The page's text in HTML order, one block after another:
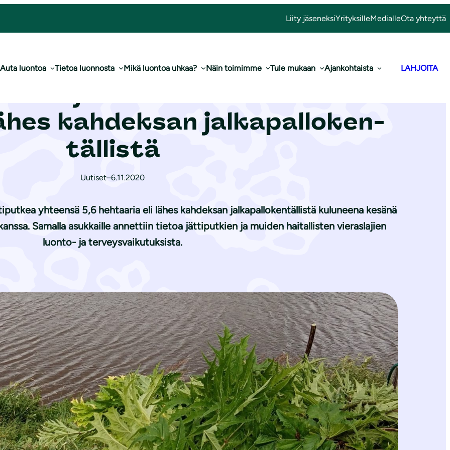
Liity jäseneksiYrityksilleMedialleOta yhteyttä
Auta luontoa Tietoa luonnosta Mikä luontoa uhkaa? Näin toimimme Tule mukaan Ajankohtaista LAHJOITA
lähes kahdeksan jal­ka­pal­lo­ken­täl­lis­tä
kahdeksan jal­ka­pal­lo­ken­
täl­lis­tä
Uutiset–6.11.2020
yhteensä 5,6 hehtaaria eli lähes kahdeksan jalkapallokentällistä kuluneena kesänä
Samalla asukkaille annettiin tietoa jättiputkien ja muiden haitallisten vieraslajien
luonto- ja terveysvaikutuksista.